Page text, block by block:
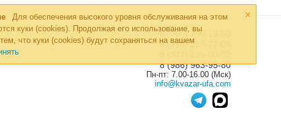
×
Для обеспечения высокого уровня обслуживания на этом
куки (cookies). Продолжая его использование, вы
что куки (cookies) будут сохраняться на вашем
»
8 (800) 700-19-50
8 (495) 255-77-08
8 (986) 963-95-80
Пн-пт: 7.00-16.00 (Мск)
info@kvazar-ufa.com